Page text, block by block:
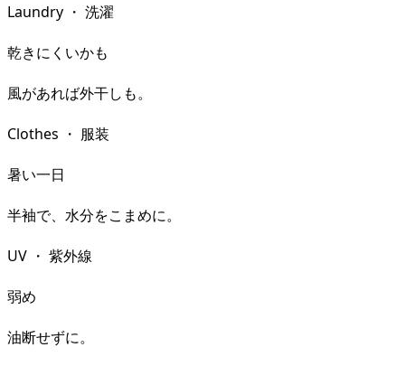
Laundry ・ 洗濯
乾きにくいかも
風があれば外干しも。
Clothes ・ 服装
暑い一日
半袖で、水分をこまめに。
UV ・ 紫外線
弱め
油断せずに。